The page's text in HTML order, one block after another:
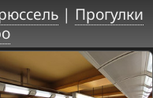
| Прогулки